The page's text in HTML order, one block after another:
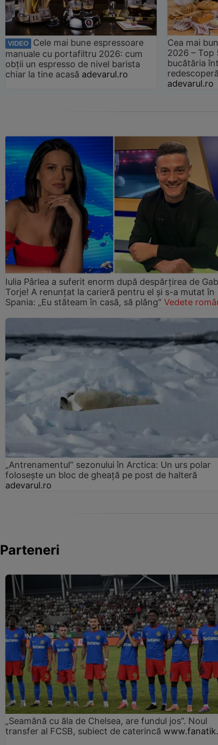
VIDEO
Cele mai bune espressoare
manuale cu portafiltru 2026: cum
obții un espresso de nivel barista
chiar la tine acasă adevarul.ro
Cea mai
2026 –
bucătăria
adevarul.ro
Iulia Pârlea a suferit enorm după despărțirea de
Torje! A renunțat la carieră pentru el și s-a mutat în
Spania: „Eu stăteam în casă, să plâng” Vedete
„Antrenamentul” sezonului în Arctica: Un urs polar
folosește un bloc de gheață pe post de halteră
adevarul.ro
Parteneri
„Seamănă cu ăla de Chelsea, are fundul jos”. Noul
transfer al FCSB, subiect de caterincă